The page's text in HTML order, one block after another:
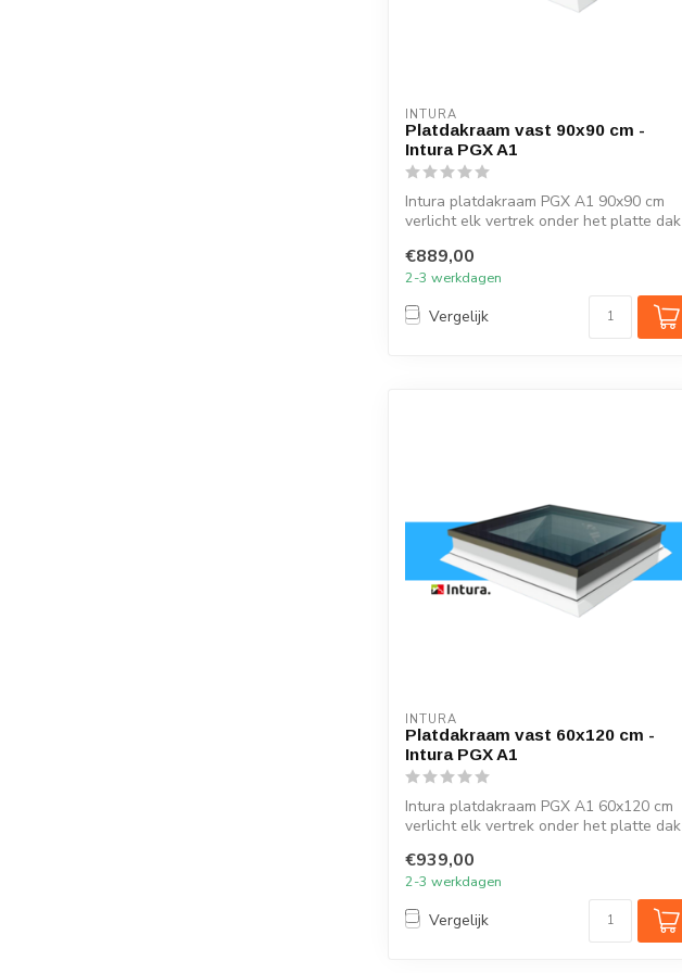
INTURA
Platdakraam vast 90x90 cm -
Intura PGX A1
Intura platdakraam PGX A1 90x90 cm
verlicht elk vertrek onder het platte dak
€889,00
2-3 werkdagen
Vergelijk
INTURA
Platdakraam vast 60x120 cm -
Intura PGX A1
Intura platdakraam PGX A1 60x120 cm
verlicht elk vertrek onder het platte dak
€939,00
2-3 werkdagen
Vergelijk